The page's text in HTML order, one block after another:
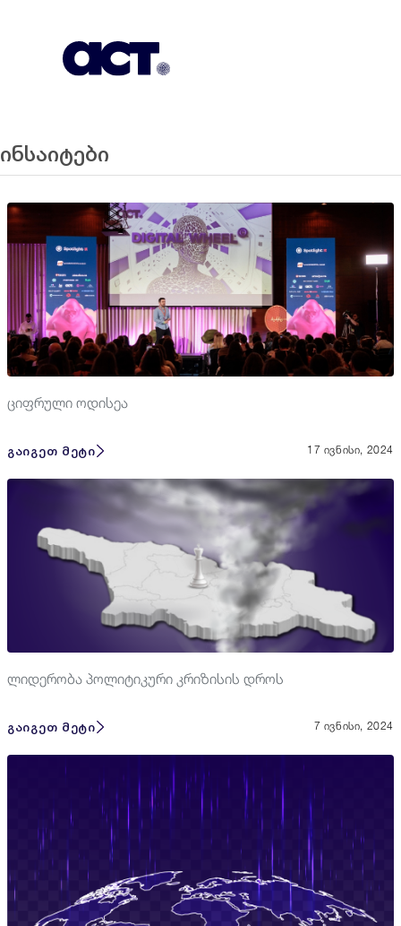
ინსაიტები
ციფრული ოდისეა
გაიგეთ მეტი 17 ივნისი, 2024
ლიდერობა პოლიტიკური კრიზისის დროს
გაიგეთ მეტი 7 ივნისი, 2024